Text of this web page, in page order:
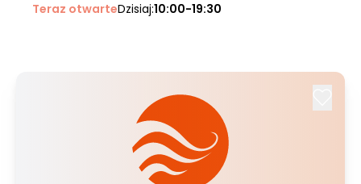
Teraz otwarteDzisiaj:10:00-19:30